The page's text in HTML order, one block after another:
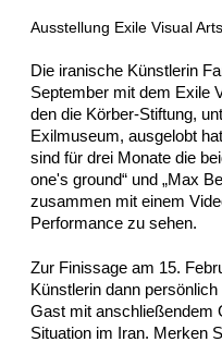
Ausstellung Exile Visual
Die iranische Künstlerin
September mit dem Exile
den die Körber-Stiftung,
Exilmuseum, ausgelobt
sind für drei Monate die
one's ground“ und „Max
zusammen mit einem
Performance zu sehen.
Zur Finissage am 15.
Künstlerin dann
Gast mit anschließendem
Situation im Iran. Merken